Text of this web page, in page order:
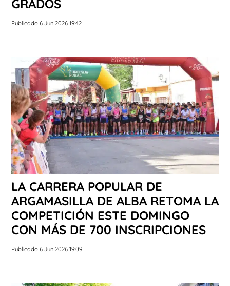
GRADOS
Publicado 6 Jun 2026 19:42
LA CARRERA POPULAR DE
ARGAMASILLA DE ALBA RETOMA LA
COMPETICIÓN ESTE DOMINGO
CON MÁS DE 700 INSCRIPCIONES
Publicado 6 Jun 2026 19:09